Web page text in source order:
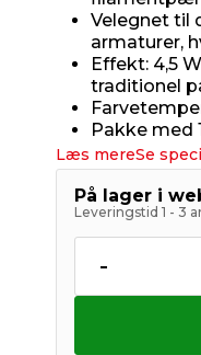
Velegnet til
armaturer,
Effekt: 4,5
traditionel
Pakke med
Læs mereSe
På lager i
Leveringstid 1 - 3
-